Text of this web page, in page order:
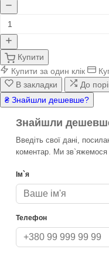
Купити
Купити за один клік
В закладки
До
₴ Знайшли дешевше?
Знайшли
Введіть свої дані,
коментар. Ми
Ім`я
Телефон